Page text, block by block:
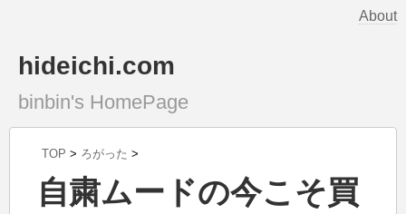
About
hideichi.com
binbin's HomePage
TOP > ろがった >
自粛ムードの今こそ買